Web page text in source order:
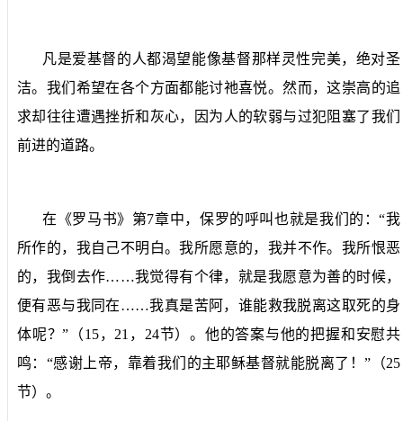
凡是爱基督的人都渴望能像基督那样灵性完美，绝对圣
洁。我们希望在各个方面都能讨祂喜悦。然而，这崇高的追
求却往往遭遇挫折和灰心，因为人的软弱与过犯阻塞了我们
前进的道路。
在《罗马书》第7章中，保罗的呼叫也就是我们的：“我
所作的，我自己不明白。我所愿意的，我并不作。我所恨恶
的，我倒去作……我觉得有个律，就是我愿意为善的时候，
便有恶与我同在……我真是苦阿，谁能救我脱离这取死的身
体呢？”（15， 21 ， 24节）。他的答案与他的把握和安慰共
鸣：“感谢上帝，靠着我们的主耶稣基督就能脱离了！”（25
节）。